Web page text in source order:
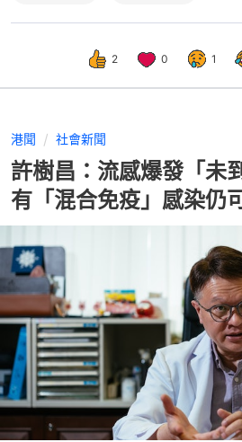
2 0 1
港聞 社會新聞
許樹昌：流感爆發「
有「混合免疫」感染仍